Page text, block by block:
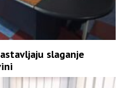
slaganje